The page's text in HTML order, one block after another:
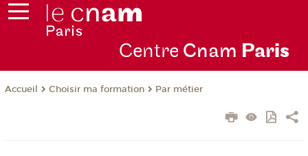
Centre Cnam Paris
Accueil Choisir ma formation Par métier